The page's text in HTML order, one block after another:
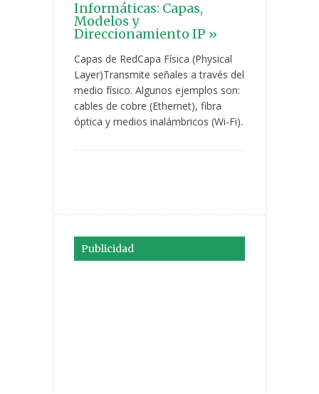
Informáticas: Capas,
Modelos y
Direccionamiento IP »
Capas de RedCapa Física (Physical
Layer)Transmite señales a través del
medio físico. Algunos ejemplos son:
cables de cobre (Ethernet), fibra
óptica y medios inalámbricos (Wi-Fi).
Publicidad